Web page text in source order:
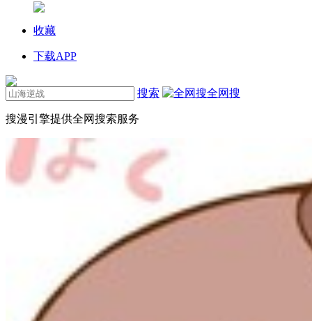
收藏
下载APP
搜索 全网搜
搜漫引擎提供全网搜索服务